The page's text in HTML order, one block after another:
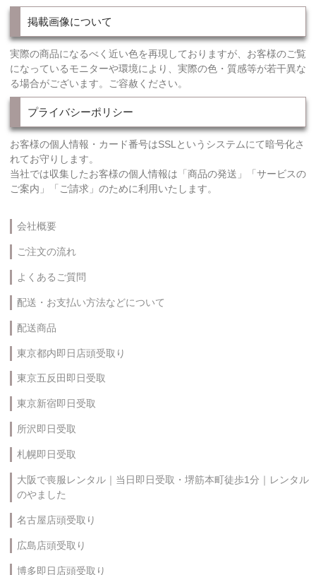
掲載画像について
実際の商品になるべく近い色を再現しておりますが、お客様のご覧
になっているモニターや環境により、実際の色・質感等が若干異な
る場合がございます。ご容赦ください。
プライバシーポリシー
お客様の個人情報・カード番号はSSLというシステムにて暗号化さ
れてお守りします。
当社では収集したお客様の個人情報は「商品の発送」「サービスの
ご案内」「ご請求」のために利用いたします。
会社概要
ご注文の流れ
よくあるご質問
配送・お支払い方法などについて
配送商品
東京都内即日店頭受取り
東京五反田即日受取
東京新宿即日受取
所沢即日受取
札幌即日受取
大阪で喪服レンタル｜当日即日受取・堺筋本町徒歩1分｜レンタル
のやました
名古屋店頭受取り
広島店頭受取り
博多即日店頭受取り